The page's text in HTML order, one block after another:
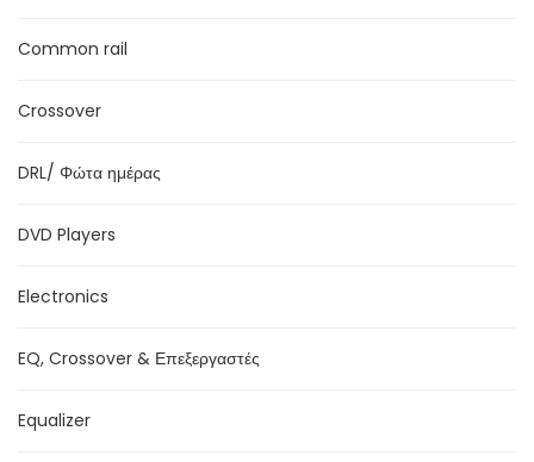
Common rail
Crossover
DRL/ Φώτα ημέρας
DVD Players
Electronics
EQ, Crossover & Επεξεργαστές
Equalizer